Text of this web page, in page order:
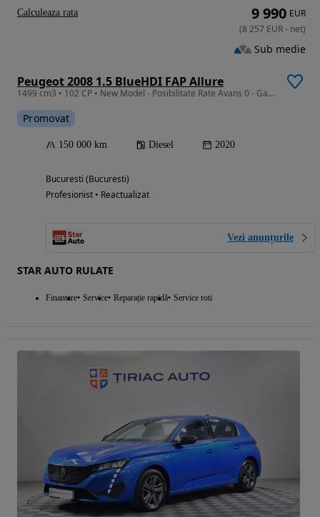
Peugeot 2008 1.5 BlueHDI FAP Allure
1499 cm3 • 102 CP • New Model - Posibilitate Rate Avans 0 - Garantie 12 Luni - IMPECABILA
Promovat
150 000 km Diesel 2020
Bucuresti (Bucuresti)
Profesionist • Reactualizat
Vezi anunțurile
STAR AUTO RULATE
Finantare Service Reparație rapidă Service roti
9 990 EUR
(8 257 EUR- net)
Sub medie
Calculeaza rata